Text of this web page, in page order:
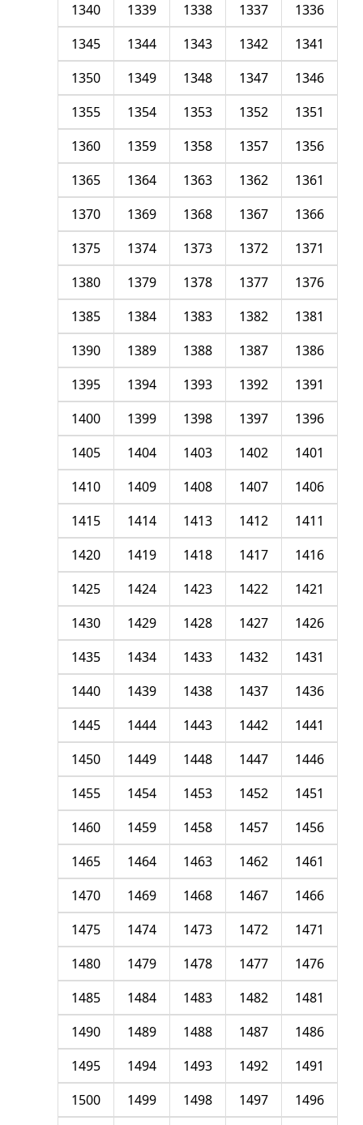
1336
1337
1338
1339
1340
1341
1342
1343
1344
1345
1346
1347
1348
1349
1350
1351
1352
1353
1354
1355
1356
1357
1358
1359
1360
1361
1362
1363
1364
1365
1366
1367
1368
1369
1370
1371
1372
1373
1374
1375
1376
1377
1378
1379
1380
1381
1382
1383
1384
1385
1386
1387
1388
1389
1390
1391
1392
1393
1394
1395
1396
1397
1398
1399
1400
1401
1402
1403
1404
1405
1406
1407
1408
1409
1410
1411
1412
1413
1414
1415
1416
1417
1418
1419
1420
1421
1422
1423
1424
1425
1426
1427
1428
1429
1430
1431
1432
1433
1434
1435
1436
1437
1438
1439
1440
1441
1442
1443
1444
1445
1446
1447
1448
1449
1450
1451
1452
1453
1454
1455
1456
1457
1458
1459
1460
1461
1462
1463
1464
1465
1466
1467
1468
1469
1470
1471
1472
1473
1474
1475
1476
1477
1478
1479
1480
1481
1482
1483
1484
1485
1486
1487
1488
1489
1490
1491
1492
1493
1494
1495
1496
1497
1498
1499
1500